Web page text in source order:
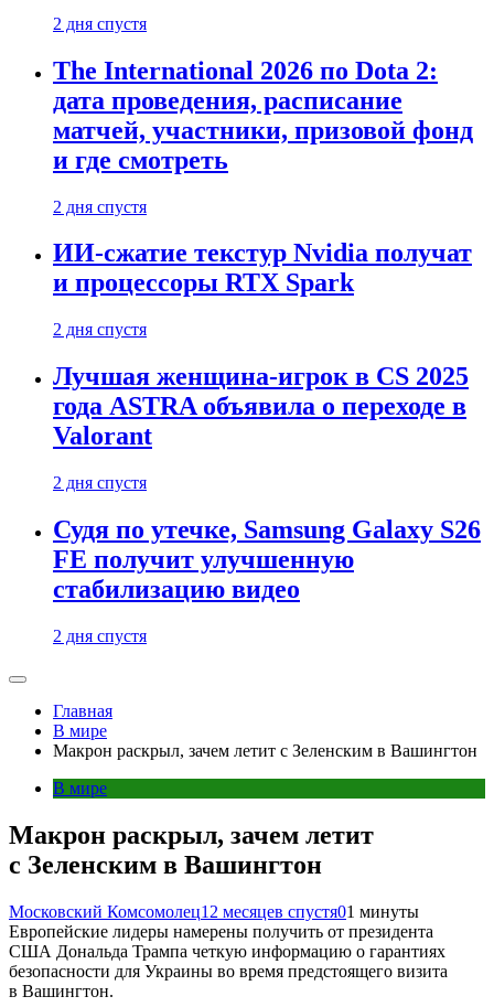
2 дня спустя
The International 2026 по Dota 2:
дата проведения, расписание
матчей, участники, призовой фонд
и где смотреть
2 дня спустя
ИИ-сжатие текстур Nvidia получат
и процессоры RTX Spark
2 дня спустя
Лучшая женщина-игрок в CS 2025
года ASTRA объявила о переходе в
Valorant
2 дня спустя
Судя по утечке, Samsung Galaxy S26
FE получит улучшенную
стабилизацию видео
2 дня спустя
Главная
В мире
Макрон раскрыл, зачем летит с Зеленским в Вашингтон
В мире
Макрон раскрыл, зачем летит
с Зеленским в Вашингтон
Московский Комсомолец12 месяцев спустя01 минуты
Европейские лидеры намерены получить от президента
США Дональда Трампа четкую информацию о гарантиях
безопасности для Украины во время предстоящего визита
в Вашингтон.